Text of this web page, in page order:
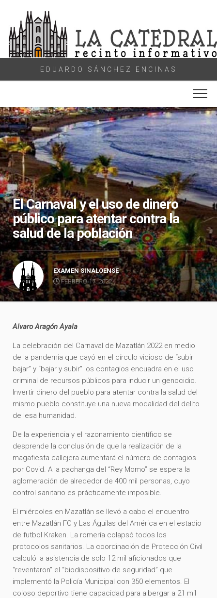
content
EDUARDO SÁNCHEZ ENCINAS
El Carnaval y el uso de dinero
público para atentar contra la
salud de la población
EXAMEN SINALOENSE
FEBRERO 17, 2022
Alvaro Aragón Ayala
La celebración del Carnaval de Mazatlán 2022 en medio
de la pandemia que cayó en el círculo vicioso de “subir
bajar” y “bajar y subir” los contagios encuadra en el uso
criminal de recursos públicos para inducir un genocidio.
Invertir dinero del pueblo para atentar contra la salud del
mismo pueblo constituye una nueva modalidad del delito
de lesa humanidad.
De la experiencia y el razonamiento científico se
desprende la conclusión de que la realización de la
magafiesta callejera aumentará el número de contagios
por Covid. A la pachanga del “Rey Momo” se espera la
aglomeración de alrededor de 400 mil personas, cuyo
control sanitario es prácticamente imposible.
El miércoles en Mazatlán se llevó a cabo el encuentro
entre Mazatlán FC y Las Águilas del América en el estadio
de futbol Kraken. La romería colapsó todos los
protocolos sanitarios. La coordinación de Protección Civil
calculó la asistencia de solo 12 mil aficionados que
“reventaron” el “biodispositivo de seguridad” que
implementó la Policía Municipal con 350 elementos. El
coloso deportivo tiene capacidad para albergar a 21 mil